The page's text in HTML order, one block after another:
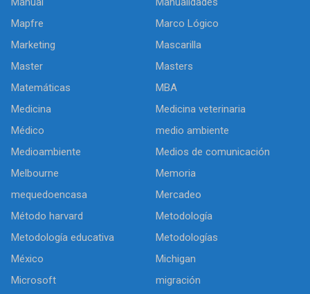
Mapfre
Marco Lógico
Marketing
Mascarilla
Master
Masters
Matemáticas
MBA
Medicina
Medicina veterinaria
Médico
medio ambiente
Medioambiente
Medios de comunicación
Melbourne
Memoria
mequedoencasa
Mercadeo
Método harvard
Metodología
Metodología educativa
Metodologías
México
Michigan
Microsoft
migración